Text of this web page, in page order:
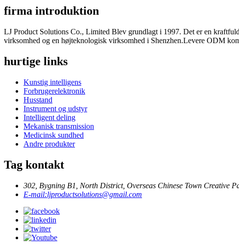
firma introduktion
LJ Product Solutions Co., Limited Blev grundlagt i 1997. Det er en
virksomhed og en højteknologisk virksomhed i Shenzhen.Levere ODM
hurtige links
Kunstig intelligens
Forbrugerelektronik
Husstand
Instrument og udstyr
Intelligent deling
Mekanisk transmission
Medicinsk sundhed
Andre produkter
Tag kontakt
302, Bygning B1, North District, Overseas Chinese Town Creative
E-mail:ljproductsolutions@gmail.com